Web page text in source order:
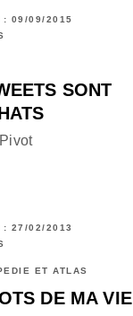
: 09/09/2015
SONT
: 27/02/2013
ET ATLAS
DE MA VIE